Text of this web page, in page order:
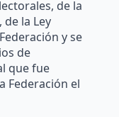
de la
la Ley
y se
de
que fue
Federación el